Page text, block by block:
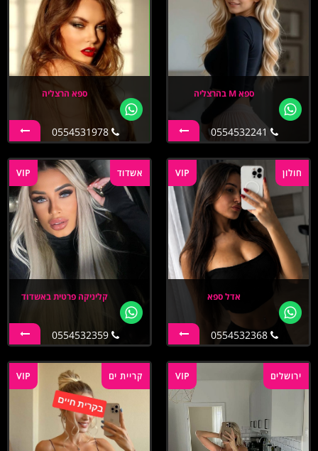
ספא M בהרצליה
0554532241
ספא הרצליה
0554531978
VIP חולון
אדל ספא
0554532368
VIP אשדוד
קליניקה פרטית באשדוד
0554532359
VIP ירושלים VIP קריית ים